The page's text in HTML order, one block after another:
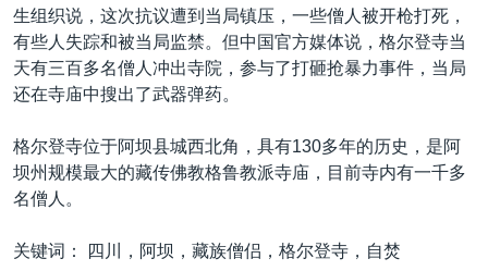
生组织说，这次抗议遭到当局镇压，一些僧人被开枪打死，
有些人失踪和被当局监禁。但中国官方媒体说，格尔登寺当
天有三百多名僧人冲出寺院，参与了打砸抢暴力事件，当局
还在寺庙中搜出了武器弹药。
格尔登寺位于阿坝县城西北角，具有130多年的历史，是阿
坝州规模最大的藏传佛教格鲁教派寺庙，目前寺内有一千多
名僧人。
关键词： 四川，阿坝，藏族僧侣，格尔登寺，自焚